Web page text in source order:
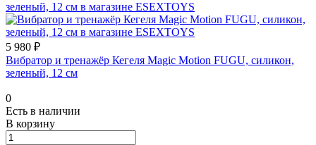
5 980 ₽
Вибратор и тренажёр Кегеля Magic Motion FUGU, силикон,
зеленый, 12 см
0
Есть в наличии
В корзину